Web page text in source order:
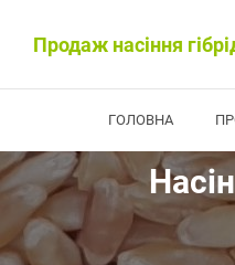
Продаж насіння
ГОЛОВНА